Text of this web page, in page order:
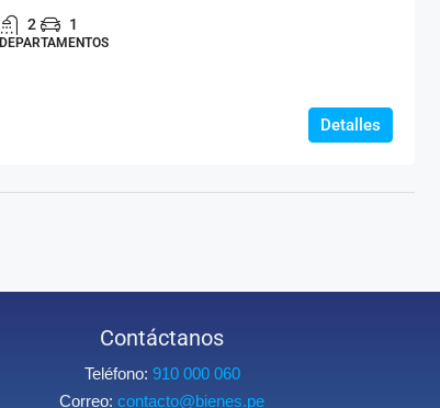
2 1
DEPARTAMENTOS
Detalles
Contáctanos
Teléfono: 910 000 060
Correo:contacto@bienes.pe